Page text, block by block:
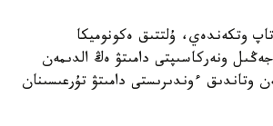
وتكەندەي، ۇلتتىق ەكونوميكا
ونەركاسىپتى دامىتۋ ەڭ الدىمەن
وتاندىق ءوندىرىستى دامىتۋ تۇرعىسىنان